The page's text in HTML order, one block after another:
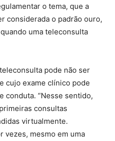
o tema, que a
considerada o padrão ouro,
uma teleconsulta
pode não ser
cujo exame clínico pode
conduta. “Nesse sentido,
consultas
virtualmente.
vezes, mesmo em uma